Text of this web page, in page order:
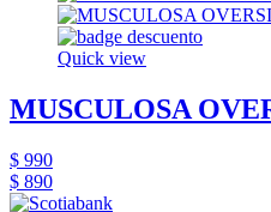
Quick view
MUSCULOSA
$ 990
$ 890